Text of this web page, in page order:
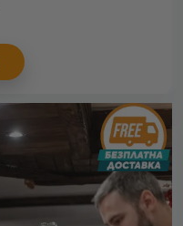
347
256
233